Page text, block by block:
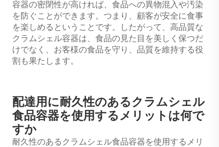
容器の密閉性が高ければ、食品への異物混入や汚染
を防ぐことができます。つまり、顧客が安全に食事
を楽しめるということです。したがって、高品質な
クラムシェル容器は、食品の見た目を美しく保つだ
けでなく、お客様の食品を守り、品質を維持する役
割も果たします。
配達用に耐久性のあるクラムシェル
食品容器を使用するメリットは何で
すか
耐久性のあるクラムシェル食品容器を使用するメリ